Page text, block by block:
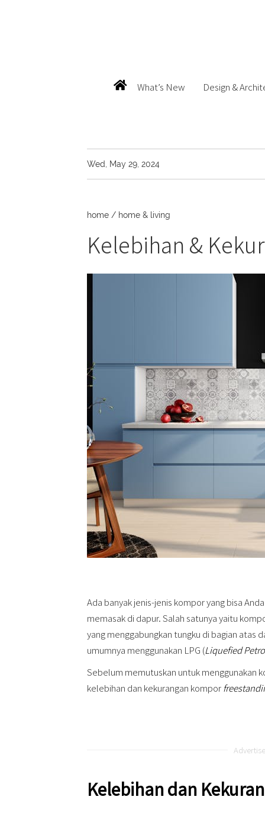
What’s New Design &
Wed, May 29, 2024
home / home & living
Kelebihan &
Ada banyak jenis-jenis kompor yang bisa
memasak di dapur. Salah satunya yaitu
yang menggabungkan tungku di bagian atas
umumnya menggunakan LPG (Liquefied
Sebelum memutuskan untuk menggunakan
kelebihan dan kekurangan kompor
Kelebihan dan